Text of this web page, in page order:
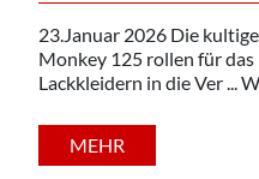
23.Januar 2026 Die
Monkey 125 rollen für
Lackkleidern in die Ver ...
MEHR